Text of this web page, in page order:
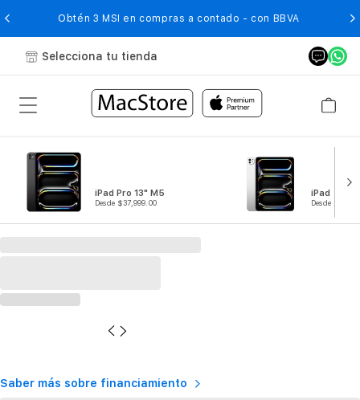
Obtén 3 MSI en compras a contado - con BBVA
Selecciona tu tienda
iPad Pro 13" M5
Desde $37,999.00
iPad Pro
Desde
Saber más sobre financiamiento